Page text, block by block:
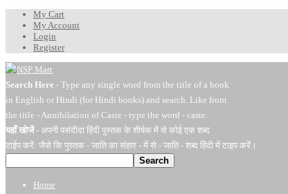
My Cart
My Account
Login
Register
Search Here - Type any single word from the title of a book
in English or Hindi (for Hindi books) and search. Like from
the title - Annihilation of Caste - type the word - caste.
यहाँ खोजें- अपनी पसंदीदा हिंदी पुस्तक के शीर्षक में से कोई एक शब्द
टाईप करें: जैसे कि पुस्तक - जाति का संहार - में से - जाति - शब्द हिंदी में टाइप करें।
Search
Home